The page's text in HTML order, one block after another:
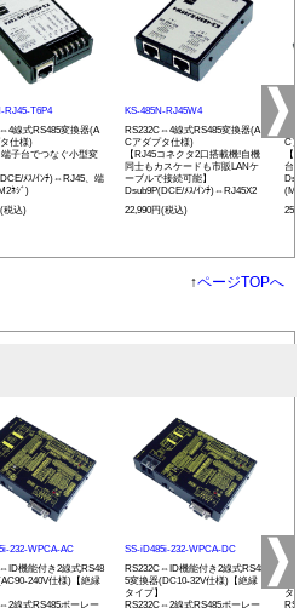
RJ45-T6P4
線式RS485変換器(A
仕様)
端子台でつなぐ小型変
ﾒｽ/ｲﾝﾁ)⇔RJ45、端
ﾈｼﾞ)
(税込)
KS-485N-RJ45W4
RS232C⇔4線式RS485変換器(A
Cアダプタ仕様)
【RJ45コネクタ2口搭載機!自機
同士もカスケードも市販LANケ
ーブルで接続可能】
Dsub9P(DCE/ﾒｽ/ｲﾝﾁ)⇔RJ45X2
22,990円(税込)
KS-
Cア
【
台
(M3
↑ページTOPへ
232-WPCA-AC
機能付き2線式RS48
240V仕様)【絶縁
線式RS485ボーレー
SS-iD485i-232-WPCA-DC
RS232C⇔ID機能付き2線式RS48
5変換器(DC10-32V仕様)【絶縁
タイプ】
RS232C⇔2線式RS485ボーレー
タ